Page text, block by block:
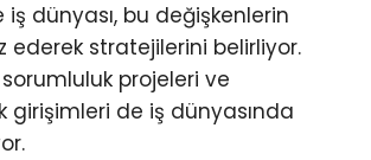
iş dünyası, bu değişkenlerin
ederek stratejilerini belirliyor.
projeleri ve
girişimleri de iş dünyasında